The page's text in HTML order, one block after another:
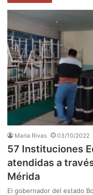
Maria Rivas 03/10/2022
57 Instituciones
atendidas a
Mérida
El gobernador del estado